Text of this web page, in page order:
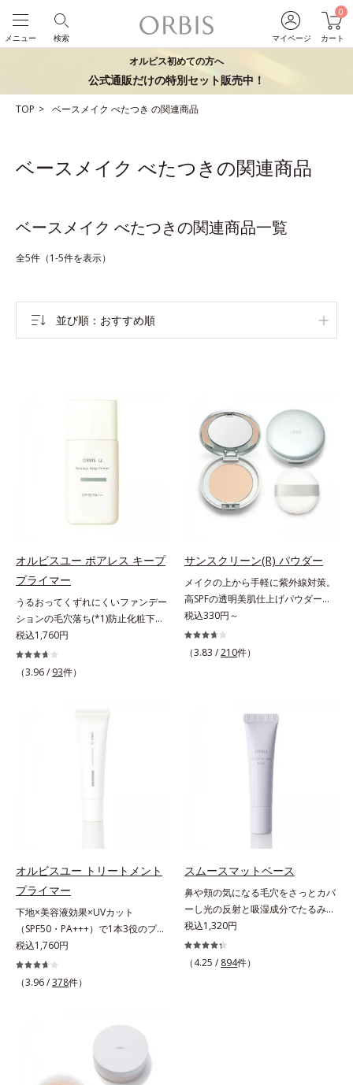
マイページ
0
カート
検索
メニュー
オルビス初めての方へ
公式通販だけの特別セット販売中！
TOP ベースメイク べたつき の関連商品
ベースメイク べたつきの関連商品
ベースメイク べたつきの関連商品一覧
全5件（1-5件を表示）
並び順 おすすめ順
オルビスユー ポアレス キープ
プライマー
うるおってくずれにくいファンデー
ションの毛穴落ち(*1)防止化粧下
地。ファンデーションの毛穴落ち
(*1)防止化粧下地です。毛穴
1/10000サイズのマイクロカバー成
ファンデが毛穴に落ちる隙をつくら
ず、メイクのりがUPします。水分
と皮脂のバランスを整え、乾燥＆ベ
タつきレスに。さらに毛穴周りの肌
にうるおいを与え、キュッと引き締
毛穴落ちを防ぎ、キレイが長持ちし
ます。軽やかにのびるリキッドが肌
にほわっとべールをかけて、肌キメ
がふっくら整うかのよう(*3)。つっ
ぱらないここちよい密着感で、さま
ざまなタイプのファンデと併用でき
ます。毛穴が気になる箇所への部分
使いもOK。*1 ファンデーションが
くずれて毛穴に落ちること*2 酸化
税込1,760円
（3.96 / 93件）
サンスクリーン(R) パウダー
メイクの上から手軽に紫外線対策。
高SPFの透明美肌仕上げパウダー。
メイクの上から手を汚さずに紫外線
対策ができるUVカットパウダーで
す。“素肌のようななめらかな軽
上からササッとUVカットとお直し
が同時にできるお役立ちアイテムで
す。毛穴や色ムラをカバーしながら
も、素肌のような透明美肌を叶える
ールをかけるようにカバー。さらに
板状粉体が光を反射して、すっぴん
出します。また、皮脂を吸着する
「あぶらとりパウダー(*3)」を配合
し、くずれ＆テカリを防いでサラサ
ラ肌が長時間続きます。パウダータ
イプながら、SPF50+・PA++++。パ
ウダーならではの軽いつけごこち
税込330円～
（3.83 /210件）
オルビスユー トリートメント
プライマー
下地×美容液効果×UVカット
（SPF50・PA+++）で1本3役のプラ
イマー。凹凸をつるんとなめらかに
(*1)整え、化粧ノリUPの高機能化粧
下地。“塗るたび高まる、素肌の美
る小ジワをカバーしてハリ肌に整え
る高機能化粧下地毛穴や小ジワの凹
凸をつるんとなめらかに(*1)。スキ
ンケア発想の化粧下地です。保湿成
税込1,760円
（3.96 /378件）
スムースマットベース
鼻や頬の気になる毛穴をさっとカバ
ーし光の反射と吸湿成分でたるみ毛
穴もふんわり一掃。肌になじむクリ
ーム状の部分用化粧下地。小鼻や頬
の気になる毛穴にさっと塗るだけ
税込1,320円
（4.25 / 894件）